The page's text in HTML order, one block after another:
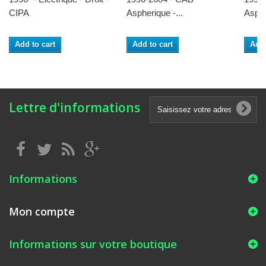
CIPA
Add to cart
Aspherique -...
Add to cart
Lettre d'informations
Informations
Mon compte
Informations sur votre boutique